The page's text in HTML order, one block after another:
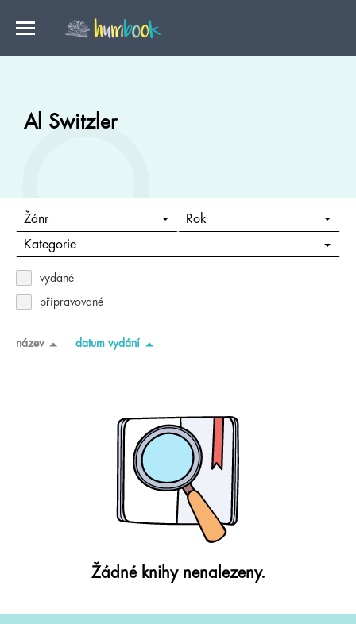
Al Switzler
Žánr Rok
Kategorie
vydané
připravované
název datum vydání
Žádné knihy nenalezeny.